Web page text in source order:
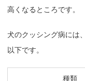
高くなるところです。
犬のクッシング病には
以下です。
種類